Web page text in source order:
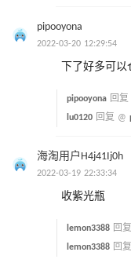
pipooyona
2022-03-20 12:29:54
下了好多可以
pipooyona 回复
lu0120 回复 @
海淘用户H4j41Ij0h
2022-03-19 22:33:34
收紫光瓶
lemon3388 回
lemon3388 回